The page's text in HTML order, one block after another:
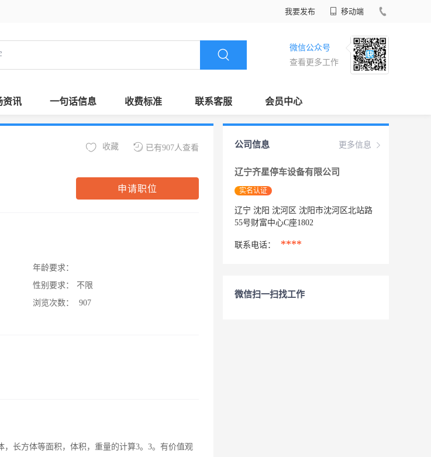
我要发布 移动端
微信公众号
查看更多工作
资讯 一句话信息 收费标准 联系客服 会员中心
已有907人查看
收藏
申请职位
年龄要求：
性别要求：
不限
浏览次数：
907
长方体等面积，体积，重量的计算3。3。有价值观
更多信息
公司信息
辽宁齐星停车设备有限公司
实名认证
辽宁 沈阳 沈河区 沈阳市沈河区北站路
55号财富中心C座1802
联系电话： ****
微信扫一扫找工作